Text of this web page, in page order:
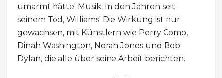
umarmt hätte' Musik. In den Jahren seit
seinem Tod, Williams' Die Wirkung ist nur
gewachsen, mit Künstlern wie Perry Como,
Dinah Washington, Norah Jones und Bob
Dylan, die alle über seine Arbeit berichten.